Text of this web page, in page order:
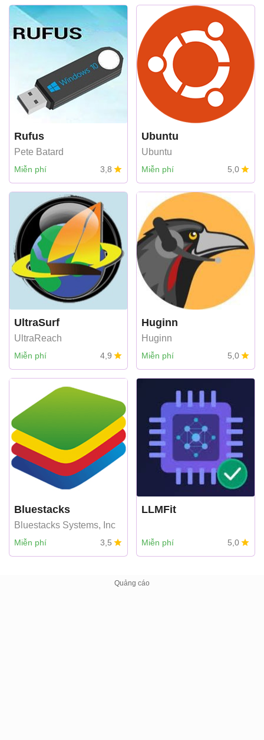
Rufus
Pete Batard
Miễn phí 3,8
Ubuntu
Ubuntu
Miễn phí 5,0
UltraSurf
UltraReach
Miễn phí 4,9
Huginn
Huginn
Miễn phí 5,0
Bluestacks
Bluestacks Systems, Inc
Miễn phí 3,5
LLMFit
Miễn phí 5,0